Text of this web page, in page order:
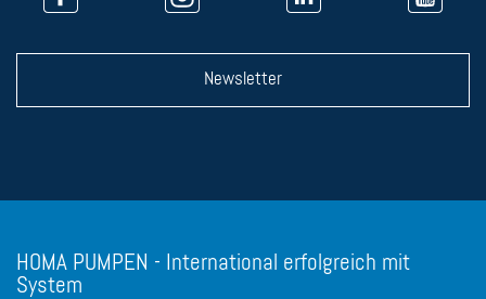
Newsletter
HOMA PUMPEN - International erfolgreich mit
System